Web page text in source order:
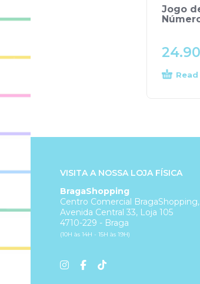
Jogo
24.90
VISITA A NOSSA LOJA FÍSICA
BragaShopping
Centro Comercial BragaShopping,
Avenida Central 33, Loja 105
4710-229 - Braga
(10H às 14H - 15H às 19H)